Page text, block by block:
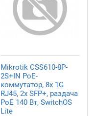
Mikrotik CSS610-8P-
2S+IN PoE-
коммутатор, 8х 1G
RJ45, 2х SFP+, раздача
PoE 140 Вт, SwitchOS
Lite